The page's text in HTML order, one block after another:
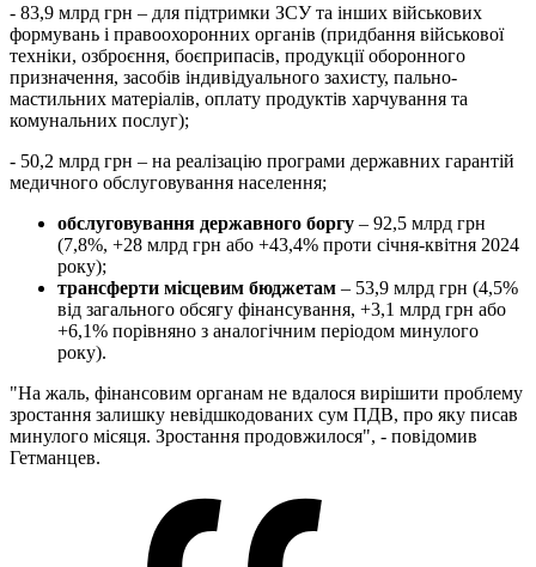
- 83,9 млрд грн – для підтримки ЗСУ та інших військових
формувань і правоохоронних органів (придбання військової
техніки, озброєння, боєприпасів, продукції оборонного
призначення, засобів індивідуального захисту, пально-
мастильних матеріалів, оплату продуктів харчування та
комунальних послуг);
- 50,2 млрд грн – на реалізацію програми державних гарантій
медичного обслуговування населення;
обслуговування державного боргу – 92,5 млрд грн
(7,8%, +28 млрд грн або +43,4% проти січня-квітня 2024
року);
трансферти місцевим бюджетам – 53,9 млрд грн (4,5%
від загального обсягу фінансування, +3,1 млрд грн або
+6,1% порівняно з аналогічним періодом минулого
року).
"На жаль, фінансовим органам не вдалося вирішити проблему
зростання залишку невідшкодованих сум ПДВ, про яку писав
минулого місяця. Зростання продовжилося", - повідомив
Гетманцев.